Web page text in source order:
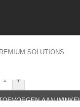
SOLUTIONS.
+
AAN